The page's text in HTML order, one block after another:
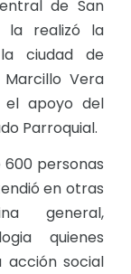
de San
la realizó la
ciudad de
Vera
apoyo del
Parroquial.
personas
en otras
general,
quienes
acción social